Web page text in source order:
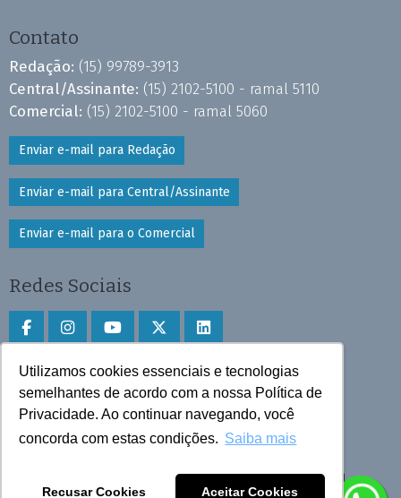
Utilizamos cookies essenciais e tecnologias
semelhantes de acordo com a nossa Política de
Privacidade. Ao continuar navegando, você
concorda com estas condições. Saiba mais
Recusar Cookies Aceitar Cookies
Contato
Redação: (15) 99789-3913
Central/Assinante: (15) 2102-5100 - ramal 5110
Comercial: (15) 2102-5100 - ramal 5060
Enviar e-mail para Redação
Enviar e-mail para Central/Assinante
Enviar e-mail para o Comercial
Redes Sociais
Faça download do aplicativo
Play Store e App Store
Todos os direitos reservados © 2025 Cruzeiro do Sul